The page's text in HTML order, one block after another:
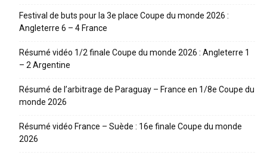
Festival de buts pour la 3e place Coupe du monde 2026 :
Angleterre 6 – 4 France
Résumé vidéo 1/2 finale Coupe du monde 2026 : Angleterre 1
– 2 Argentine
Résumé de l’arbitrage de Paraguay – France en 1/8e Coupe du
monde 2026
Résumé vidéo France – Suède : 16e finale Coupe du monde
2026